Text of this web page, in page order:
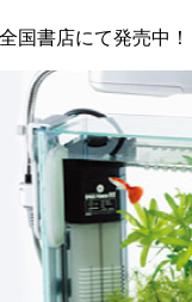
国書店にて発売中！